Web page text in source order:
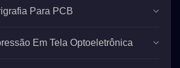
Para PCB
Em Tela Optoeletrônica